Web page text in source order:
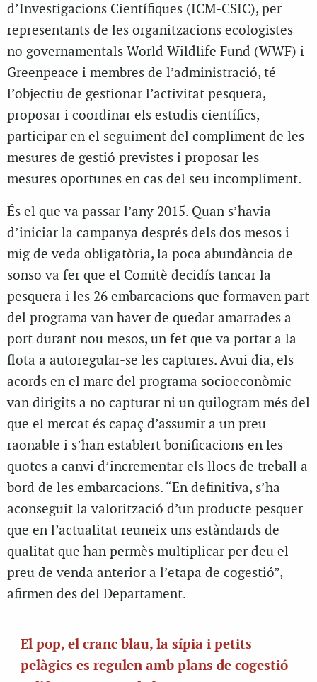
d’Investigacions Científiques (ICM-CSIC), per
representants de les organitzacions ecologistes
no governamentals World Wildlife Fund (WWF) i
Greenpeace i membres de l’administració, té
l’objectiu de gestionar l’activitat pesquera,
proposar i coordinar els estudis científics,
participar en el seguiment del compliment de les
mesures de gestió previstes i proposar les
mesures oportunes en cas del seu incompliment.
És el que va passar l’any 2015. Quan s’havia
d’iniciar la campanya després dels dos mesos i
mig de veda obligatòria, la poca abundància de
sonso va fer que el Comitè decidís tancar la
pesquera i les 26 embarcacions que formaven part
del programa van haver de quedar amarrades a
port durant nou mesos, un fet que va portar a la
flota a autoregular-se les captures. Avui dia, els
acords en el marc del programa socioeconòmic
van dirigits a no capturar ni un quilogram més del
que el mercat és capaç d’assumir a un preu
raonable i s’han establert bonificacions en les
quotes a canvi d’incrementar els llocs de treball a
bord de les embarcacions. “En definitiva, s’ha
aconseguit la valorització d’un producte pesquer
que en l’actualitat reuneix uns estàndards de
qualitat que han permès multiplicar per deu el
preu de venda anterior a l’etapa de cogestió”,
afirmen des del Departament.
El pop, el cranc blau, la sípia i petits
pelàgics es regulen amb plans de cogestió